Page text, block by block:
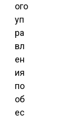
ого
уп
ра
вл
ен
ия
по
об
ес